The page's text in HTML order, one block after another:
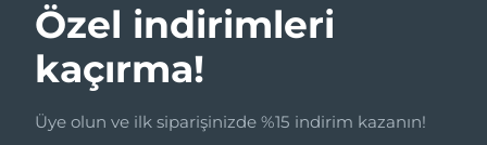
Özel indirimleri
kaçırma!
Üye olun ve ilk siparişinizde %15 indirim kazanın!